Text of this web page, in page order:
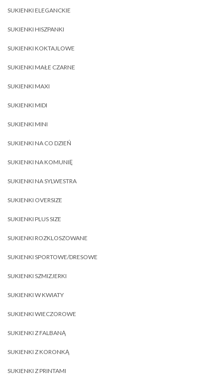
SUKIENKI ELEGANCKIE
SUKIENKI HISZPANKI
SUKIENKI KOKTAJLOWE
SUKIENKI MAŁE CZARNE
SUKIENKI MAXI
SUKIENKI MIDI
SUKIENKI MINI
SUKIENKI NA CO DZIEŃ
SUKIENKI NA KOMUNIĘ
SUKIENKI NA SYLWESTRA
SUKIENKI OVERSIZE
SUKIENKI PLUS SIZE
SUKIENKI ROZKLOSZOWANE
SUKIENKI SPORTOWE/DRESOWE
SUKIENKI SZMIZJERKI
SUKIENKI W KWIATY
SUKIENKI WIECZOROWE
SUKIENKI Z FALBANĄ
SUKIENKI Z KORONKĄ
SUKIENKI Z PRINTAMI